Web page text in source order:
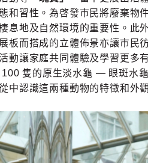
和習性。為啓發市民將廢棄物
息地及自然環境的重要性。此
板而搭成的立體佈景亦讓市民
動讓家庭共同體驗及學習更多
隻的原生淡水龜 — 眼斑水
中認識這兩種動物的特徵和外